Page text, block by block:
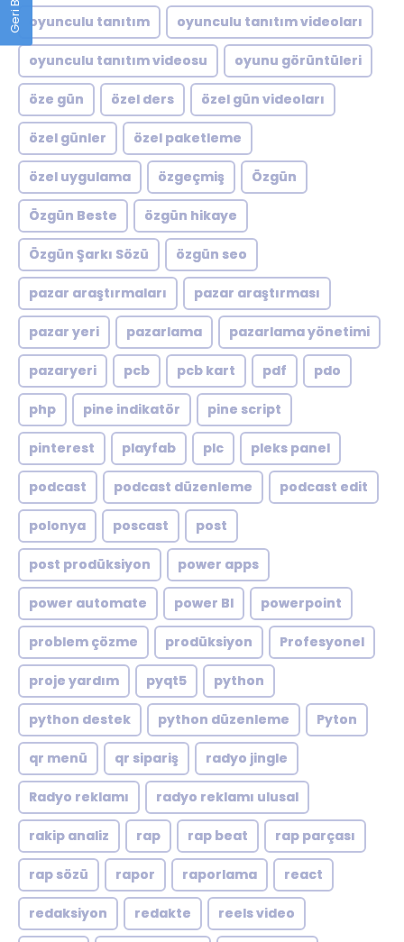
oyunculu tanıtım oyunculu tanıtım videoları
oyunculu tanıtım videosu oyunu görüntüleri
öze gün özel ders özel gün videoları
özel günler özel paketleme
özel uygulama özgeçmiş Özgün
Özgün Beste özgün hikaye
Özgün Şarkı Sözü özgün seo
pazar araştırmaları pazar araştırması
pazar yeri pazarlama pazarlama yönetimi
pazaryeri pcb pcb kart pdf pdo
php pine indikatör pine script
pinterest playfab plc pleks panel
podcast podcast düzenleme podcast edit
polonya poscast post
post prodüksiyon power apps
power automate power BI powerpoint
problem çözme prodüksiyon Profesyonel
proje yardım pyqt5 python
python destek python düzenleme Pyton
qr menü qr sipariş radyo jingle
Radyo reklamı radyo reklamı ulusal
rakip analiz rap rap beat rap parçası
rap sözü rapor raporlama react
redaksiyon redakte reels video